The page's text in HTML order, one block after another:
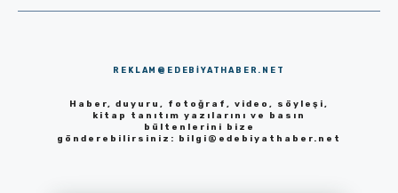
REKLAM@EDEBIYATHABER.NET
Haber, duyuru, fotoğraf, video, söyleşi,
kitap tanıtım yazılarını ve basın
bültenlerini bize
gönderebilirsiniz: bilgi@edebiyathaber.net